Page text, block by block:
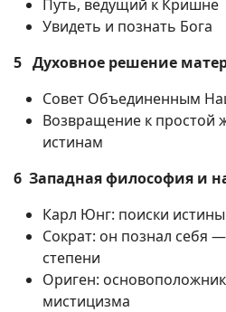
Путь, ведущий к Кришне
Увидеть и познать Бога
5 Духовное решение
Совет Объединенным
Возвращение к простой
истинам
6 Западная философия и
Карл Юнг: поиски истины
Сократ: он познал себя
степени
Ориген: основоположник
мистицизма